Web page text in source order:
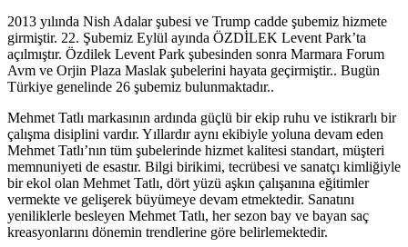
2013 yılında Nish Adalar şubesi ve Trump cadde şubemiz hizmete
girmiştir. 22. Şubemiz Eylül ayında ÖZDİLEK Levent Park’ta
açılmıştır. Özdilek Levent Park şubesinden sonra Marmara Forum
Avm ve Orjin Plaza Maslak şubelerini hayata geçirmiştir.. Bugün
Türkiye genelinde 26 şubemiz bulunmaktadır..
Mehmet Tatlı markasının ardında güçlü bir ekip ruhu ve istikrarlı bir
çalışma disiplini vardır. Yıllardır aynı ekibiyle yoluna devam eden
Mehmet Tatlı’nın tüm şubelerinde hizmet kalitesi standart, müşteri
memnuniyeti de esastır. Bilgi birikimi, tecrübesi ve sanatçı kimliğiyle
bir ekol olan Mehmet Tatlı, dört yüzü aşkın çalışanına eğitimler
vermekte ve gelişerek büyümeye devam etmektedir. Sanatını
yeniliklerle besleyen Mehmet Tatlı, her sezon bay ve bayan saç
kreasyonlarını dönemin trendlerine göre belirlemektedir.